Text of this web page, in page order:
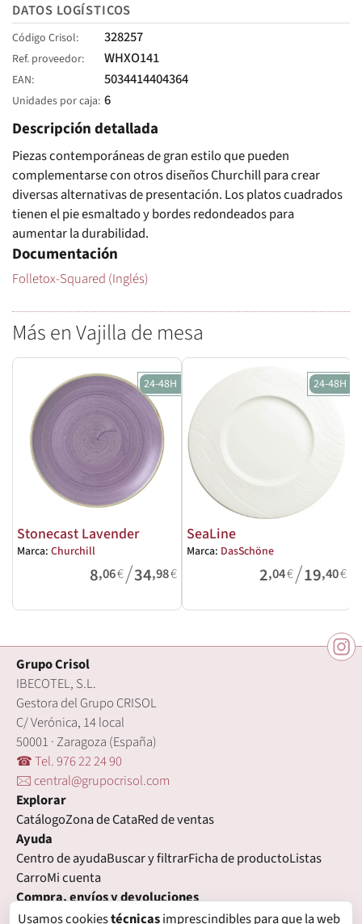
DATOS LOGÍSTICOS
Código Crisol 328257
Ref. proveedor WHXO141
EAN 5034414404364
Unidades por caja 6
Descripción detallada
Piezas contemporáneas de gran estilo que pueden
complementarse con otros diseños Churchill para crear
diversas alternativas de presentación. Los platos cuadrados
tienen el pie esmaltado y bordes redondeados para
aumentar la durabilidad.
Documentación
Folletox-Squared (Inglés)
Más en Vajilla de mesa
24-48H
Stonecast Lavender
Marca: Churchill
8,06€/34,98€
24-48H
SeaLine
Marca: DasSchöne
2,04€/19,40€
Grupo Crisol
IBECOTEL, S.L.
Gestora del Grupo CRISOL
C/ Verónica, 14 local
50001 · Zaragoza (España)
☎ Tel. 976 22 24 90
🖂 central@grupocrisol.com
Explorar
CatálogoZona de CataRed de ventas
Ayuda
Centro de ayudaBuscar y filtrarFicha de productoListas
CarroMi cuenta
Compra, envíos y devoluciones
Condiciones de compraFormas de pagoGastos de envío
Usamos cookiestécnicasimprescindibles para que la web